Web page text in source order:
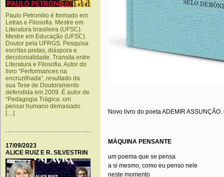
Paulo Petronilio é formado em
Letras e Filosofia. Mestre em
Literatura brasileira (UFSC).
Mestre em Educação (UFSC).
Doutor pela UFRGS. Pesquisa
escritas pretas, diáspora e
decolonialidade. Transita entre
Literatura e Filosofia. Autor do
livro “Performances na
encruzilhada”, resultado da
sua Tese de Doutoramento
defendida em 2009. É autor de
“Pedagogia Trágica: um
pensar humano demasiado
[…]
17/09/2023
ALICE RUIZ E R. SILVESTRIN
Novo livro do poeta ADEMIR
MÁQUINA PENSANTE
um poema que se pensa
a si mesmo, como eu penso nele
neste momento